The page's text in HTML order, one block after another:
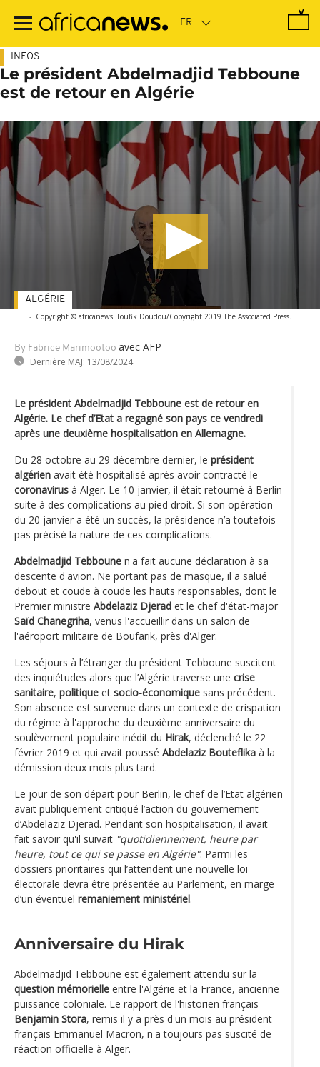
contenu
INFOS
Le président Abdelmadjid Tebboune
est de retour en Algérie
- Copyright © africanews Toufik Doudou/Copyright 2019 The Associated Press.
By Fabrice Marimootoo avec AFP
Dernière MAJ: 13/08/2024
ALGÉRIE
Le président Abdelmadjid Tebboune est de retour en
Algérie. Le chef d’Etat a regagné son pays ce vendredi
après une deuxième hospitalisation en Allemagne.
Du 28 octobre au 29 décembre dernier, le président
algérien avait été hospitalisé après avoir contracté le
coronavirus à Alger. Le 10 janvier, il était retourné à Berlin
suite à des complications au pied droit. Si son opération
du 20 janvier a été un succès, la présidence n’a toutefois
pas précisé la nature de ces complications.
Abdelmadjid Tebboune n'a fait aucune déclaration à sa
descente d'avion. Ne portant pas de masque, il a salué
debout et coude à coude les hauts responsables, dont le
Premier ministre Abdelaziz Djerad et le chef d'état-major
Saïd Chanegriha, venus l'accueillir dans un salon de
l'aéroport militaire de Boufarik, près d'Alger.
Les séjours à l’étranger du président Tebboune suscitent
des inquiétudes alors que l’Algérie traverse une crise
sanitaire, politique et socio-économique sans précédent.
Son absence est survenue dans un contexte de crispation
du régime à l'approche du deuxième anniversaire du
soulèvement populaire inédit du Hirak, déclenché le 22
février 2019 et qui avait poussé Abdelaziz Bouteflika à la
démission deux mois plus tard.
Le jour de son départ pour Berlin, le chef de l’Etat algérien
avait publiquement critiqué l’action du gouvernement
d’Abdelaziz Djerad. Pendant son hospitalisation, il avait
fait savoir qu'il suivait "quotidiennement, heure par
heure, tout ce qui se passe en Algérie". Parmi les
dossiers prioritaires qui l’attendent une nouvelle loi
électorale devra être présentée au Parlement, en marge
d’un éventuel remaniement ministériel.
Anniversaire du Hirak
Abdelmadjid Tebboune est également attendu sur la
question mémorielle entre l'Algérie et la France, ancienne
puissance coloniale. Le rapport de l'historien français
Benjamin Stora, remis il y a près d'un mois au président
français Emmanuel Macron, n'a toujours pas suscité de
réaction officielle à Alger.